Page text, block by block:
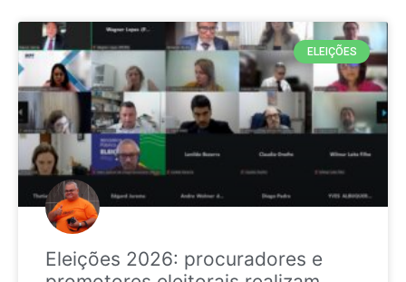
ELEIÇÕES
Eleições 2026: procuradores e